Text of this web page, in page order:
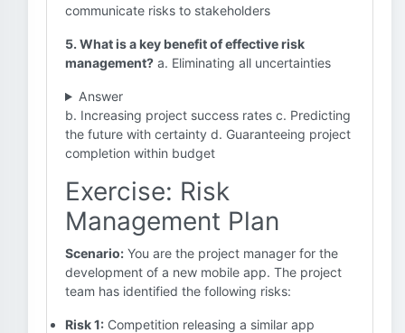
communicate risks to stakeholders
5. What is a key benefit of effective risk
management? a. Eliminating all uncertainties
Answer
b. Increasing project success rates c. Predicting
the future with certainty d. Guaranteeing project
completion within budget
Exercise: Risk
Management Plan
Scenario: You are the project manager for the
development of a new mobile app. The project
team has identified the following risks:
Risk 1: Competition releasing a similar app